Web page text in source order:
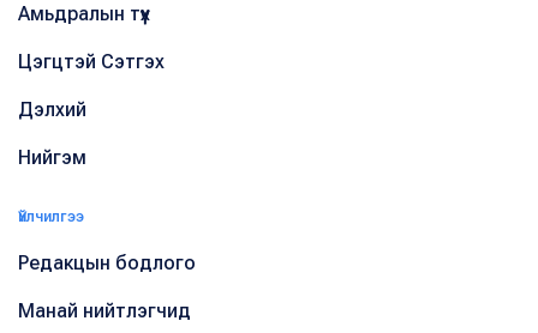
Амьдралын түүх
Цэгцтэй Сэтгэх
Дэлхий
Нийгэм
Үйлчилгээ
Редакцын бодлого
Манай нийтлэгчид